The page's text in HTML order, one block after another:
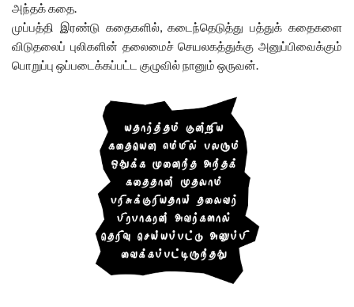
அந்தக் கதை.
முப்பத்தி இரண்டு கதைகளில், கடைந்தெடுத்து பத்துக் கதைகளை
விடுதலைப் புலிகளின் தலைமைச் செயலகத்துக்கு அனுப்பிவைக்கும்
பொறுப்பு ஒப்படைக்கப்பட்ட குழுவில் நானும் ஒருவன்.